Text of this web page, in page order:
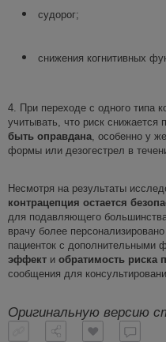
судорог;
снижения когнитивных
4. При переходе с одного типа
учитывать, что риск снижается
быть оправдана , особенно у
формы или дезогестрел в
Несмотря на результаты
контрацепция остается
для подавляющего
врачу более
пациенток с дополнительными
эффект и обратимость риска
сообщения для
Оригинальную версию